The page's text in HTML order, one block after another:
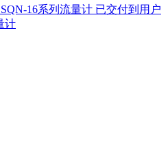
已交付到用户
计